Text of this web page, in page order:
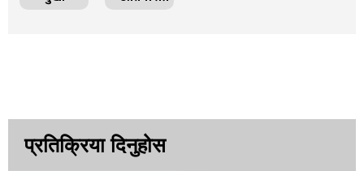
प्रतिक्रिया दिनुहोस